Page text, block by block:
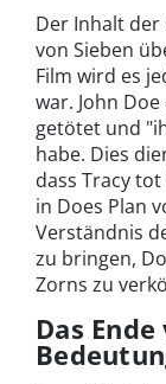
Der Inhalt der
von Sieben
Film wird es
war. John
getötet und
habe. Dies
dass Tracy
in Does Plan
Verständnis
zu bringen,
Zorns zu
Das